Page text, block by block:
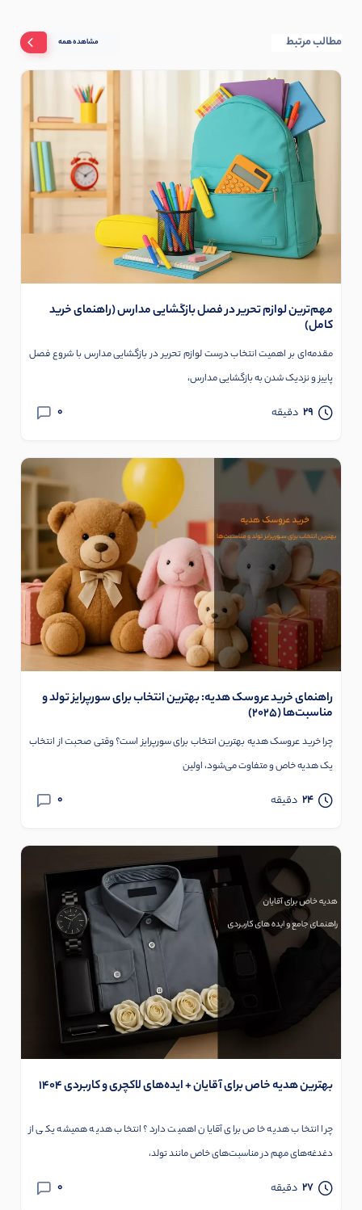
مطالب مرتبط مشاهده همه
مهم‌ترین لوازم تحریر در فصل بازگشایی مدارس (راهنمای خرید
کامل)
مقدمه‌ای بر اهمیت انتخاب درست لوازم تحریر در بازگشایی مدارس با شروع فصل
پاییز و نزدیک شدن به بازگشایی مدارس،
29 دقیقه 0
راهنمای خرید عروسک هدیه: بهترین انتخاب برای سورپرایز تولد و
مناسبت‌ها (۲۰۲۵)
چرا خرید عروسک هدیه بهترین انتخاب برای سورپرایز است؟ وقتی صحبت از انتخاب
یک هدیه خاص و متفاوت می‌شود، اولین
24 دقیقه 0
بهترین هدیه خاص برای آقایان + ایده‌های لاکچری و کاربردی 1404
چرا انتخاب هدیه خاص برای آقایان اهمیت دارد؟ انتخاب هدیه همیشه یکی از
دغدغه‌های مهم در مناسبت‌های خاص مانند تولد،
27 دقیقه 0